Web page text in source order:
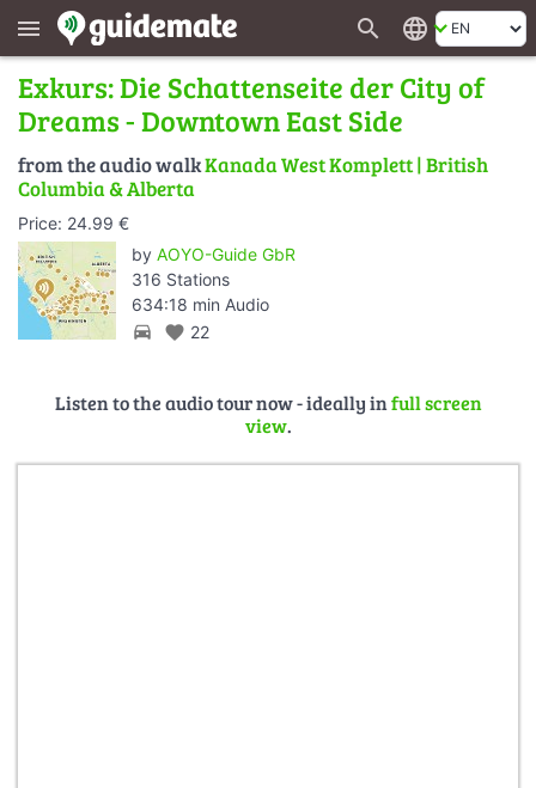
menu search language
Exkurs: Die Schattenseite der City of
Dreams - Downtown East Side
from the audio walkKanada West Komplett | British
Columbia & Alberta
Price: 24.99 €
by AOYO-Guide GbR
316 Stations
634:18 min Audio
directions_car favorite 22
Listen to the audio tour now - ideally infull screen
view.